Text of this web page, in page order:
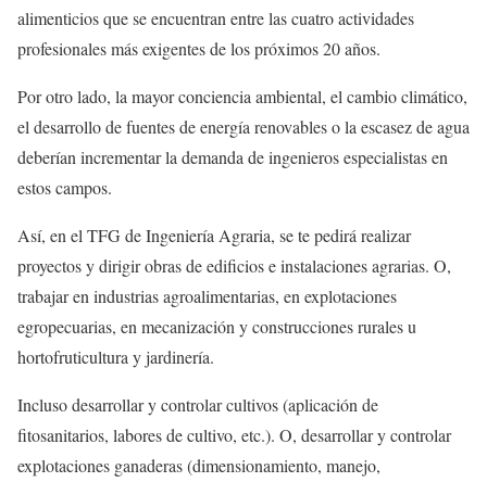
alimenticios que se encuentran entre las cuatro actividades
profesionales más exigentes de los próximos 20 años.
Por otro lado, la mayor conciencia ambiental, el cambio climático,
el desarrollo de fuentes de energía renovables o la escasez de agua
deberían incrementar la demanda de ingenieros especialistas en
estos campos.
Así, en el TFG de Ingeniería Agraria, se te pedirá realizar
proyectos y dirigir obras de edificios e instalaciones agrarias. O,
trabajar en industrias agroalimentarias, en explotaciones
egropecuarias, en mecanización y construcciones rurales u
hortofruticultura y jardinería.
Incluso desarrollar y controlar cultivos (aplicación de
fitosanitarios, labores de cultivo, etc.). O, desarrollar y controlar
explotaciones ganaderas (dimensionamiento, manejo,